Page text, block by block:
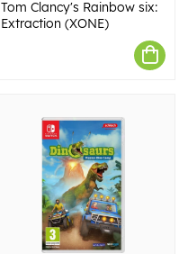
Tom Clancy's Rainbow six:
Extraction (XONE)